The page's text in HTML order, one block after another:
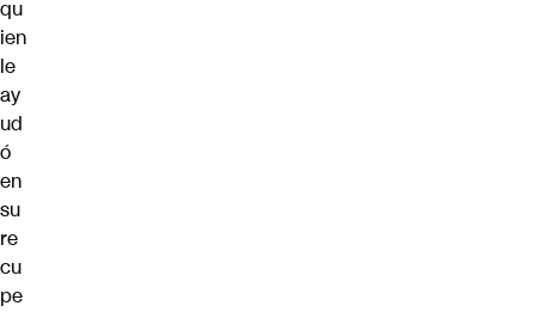
qu
ien
le
ay
ud
ó
en
su
re
cu
pe